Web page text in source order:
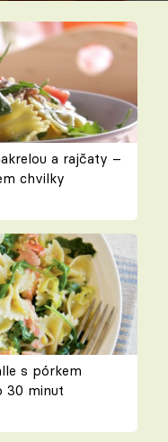
a rajčaty –
chvilky
s pórkem
30 minut